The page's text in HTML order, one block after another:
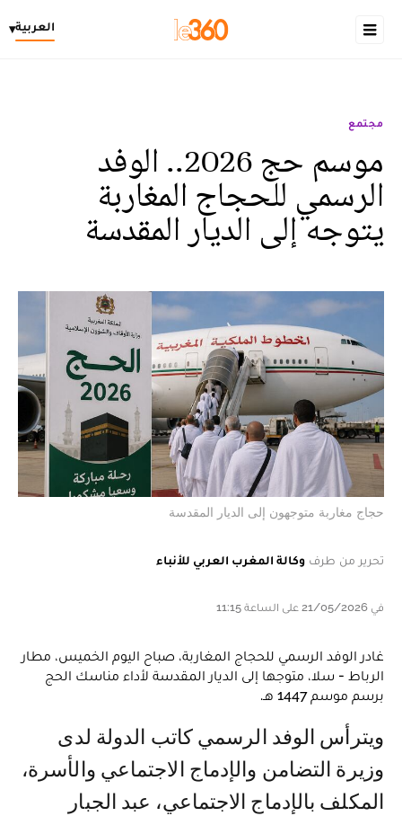
العربية▾
مجتمع
موسم حج 2026.. الوفد
الرسمي للحجاج المغاربة
يتوجه إلى الديار المقدسة
حجاج مغاربة متوجهون إلى الديار المقدسة
تحرير من طرف وكالة المغرب العربي للأنباء
في 21/05/2026 على الساعة 11:15
غادر الوفد الرسمي للحجاج المغاربة، صباح اليوم الخميس، مطار
الرباط - سلا، متوجها إلى الديار المقدسة لأداء مناسك الحج
برسم موسم 1447 هـ.
ويترأس الوفد الرسمي كاتب الدولة لدى
وزيرة التضامن والإدماج الاجتماعي والأسرة،
المكلف بالإدماج الاجتماعي، عبد الجبار